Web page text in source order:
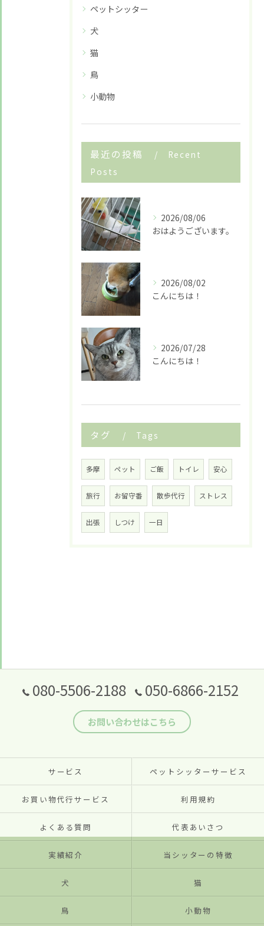
ペットシッター
犬
猫
鳥
小動物
最近の投稿
Recent
Posts
2026/08/06
おはようございます。
2026/08/02
こんにちは！
2026/07/28
こんにちは！
タグ Tags
多摩 ペット ご飯 トイレ 安心
旅行 お留守番 散歩代行 ストレス
出張 しつけ 一日
080-5506-2188 050-6866-2152
お問い合わせはこちら
サービス ペットシッターサービス
お買い物代行サービス 利用規約
よくある質問 代表あいさつ
実績紹介 当シッターの特徴
犬 猫
鳥 小動物
お悩みですか？ LINEでお気軽に質問してください！